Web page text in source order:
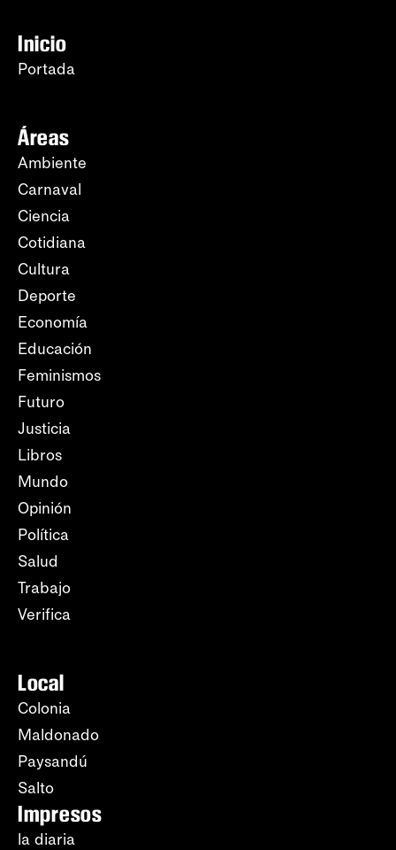
Inicio
Portada
Áreas
Ambiente
Carnaval
Ciencia
Cotidiana
Cultura
Deporte
Economía
Educación
Feminismos
Futuro
Justicia
Libros
Mundo
Opinión
Política
Salud
Trabajo
Verifica
Local
Colonia
Maldonado
Paysandú
Salto
Impresos
la diaria